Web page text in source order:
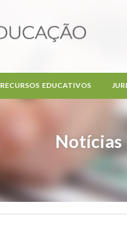
Notícias
RECURSOS EDUCATIVOS